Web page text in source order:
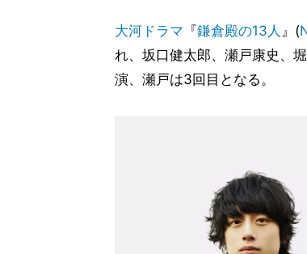
大河ドラマ 『鎌倉殿の13人 』(
れ、坂口健太郎、瀬戸康史、
演、瀬戸は3回目となる。